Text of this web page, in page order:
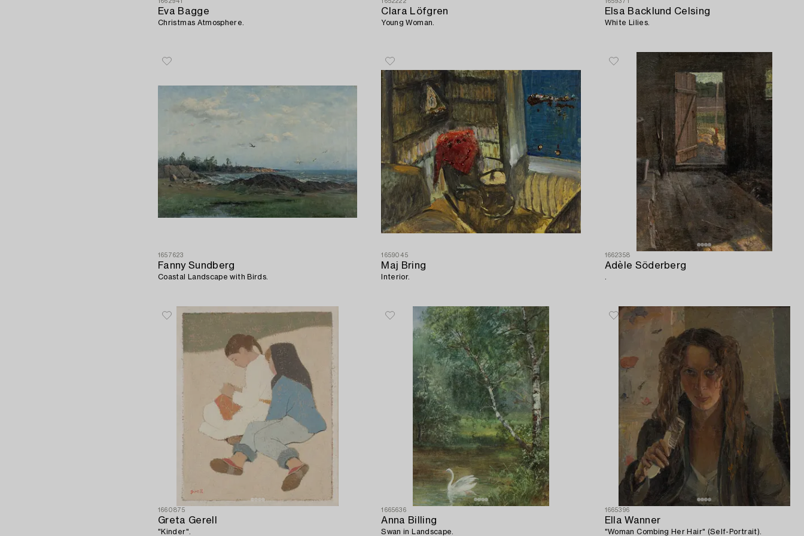
Eva Bagge
Christmas Atmosphere.
Clara Löfgren
Young Woman.
Elsa Backlund Celsing
White Lilies.
1657623
Fanny Sundberg
Coastal Landscape with Birds.
1659045
Maj Bring
Interior.
1662358
Adèle Söderberg
1660875
Greta Gerell
"Kinder".
1665636
Anna Billing
Swan in Landscape.
1665396
Ella Wanner
"Woman Combing Her Hair" (Self-Portrait).